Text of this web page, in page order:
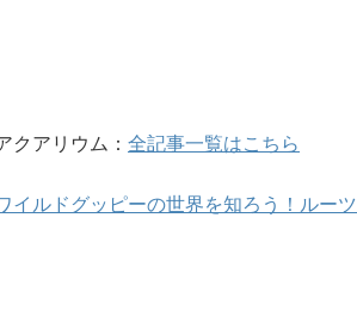
クアリウム： 全記事一覧はこちら
イルドグッピーの世界を知ろう！ルー